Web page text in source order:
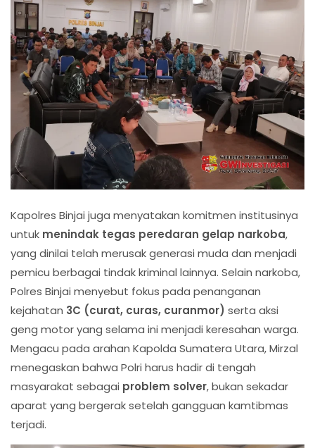
Kapolres Binjai juga menyatakan komitmen institusinya
untuk menindak tegas peredaran gelap narkoba,
yang dinilai telah merusak generasi muda dan menjadi
pemicu berbagai tindak kriminal lainnya. Selain narkoba,
Polres Binjai menyebut fokus pada penanganan
kejahatan 3C (curat, curas, curanmor) serta aksi
geng motor yang selama ini menjadi keresahan warga.
Mengacu pada arahan Kapolda Sumatera Utara, Mirzal
menegaskan bahwa Polri harus hadir di tengah
masyarakat sebagai problem solver, bukan sekadar
aparat yang bergerak setelah gangguan kamtibmas
terjadi.